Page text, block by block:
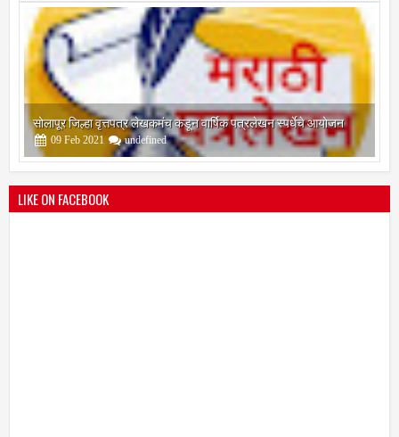
श्री मल्लिकार्जुन प्रशालेकडून उमाकांत गाढवे यांचा सत्कार
25 Mar 2021 undefined
LIKE ON FACEBOOK